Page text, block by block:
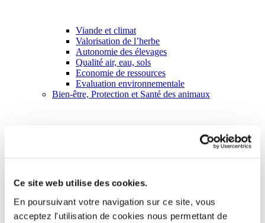
Ce site web utilise des cookies.
En poursuivant votre navigation sur ce site, vous
acceptez l'utilisation de cookies nous permettant de
Viande et climat
Valorisation de l’herbe
Autonomie des élevages
Qualité air, eau, sols
Economie de ressources
Evaluation environnementale
Bien-être, Protection et Santé des animaux